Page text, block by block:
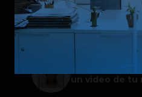
Galaxy Z
de Samsung
pantalla, mejor
Google
un video de tu